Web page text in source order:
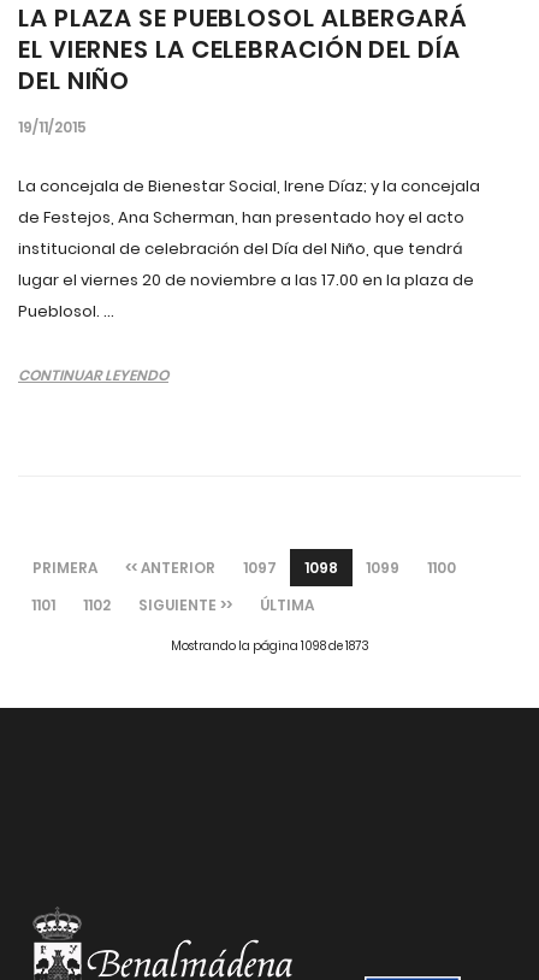
LA PLAZA SE PUEBLOSOL ALBERGARÁ
EL VIERNES LA CELEBRACIÓN DEL DÍA
DEL NIÑO
19/11/2015
La concejala de Bienestar Social, Irene Díaz; y la concejala
de Festejos, Ana Scherman, han presentado hoy el acto
institucional de celebración del Día del Niño, que tendrá
lugar el viernes 20 de noviembre a las 17.00 en la plaza de
Pueblosol. ...
CONTINUAR LEYENDO
PRIMERA << ANTERIOR 1097 1098 1099
1100
1101
1102 SIGUIENTE >> ÚLTIMA
Mostrando la página 1098 de 1873